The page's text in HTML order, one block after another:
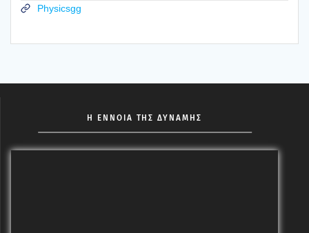
Physicsgg
Η ΕΝΝΟΙΑ ΤΗΣ ΔΥΝΑΜΗΣ